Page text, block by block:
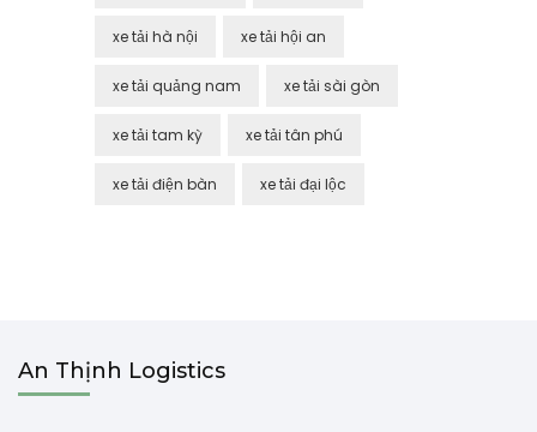
xe tải hà nội xe tải hội an
xe tải quảng nam xe tải sài gòn
xe tải tam kỳ xe tải tân phú
xe tải điện bàn xe tải đại lộc
An Thịnh Logistics